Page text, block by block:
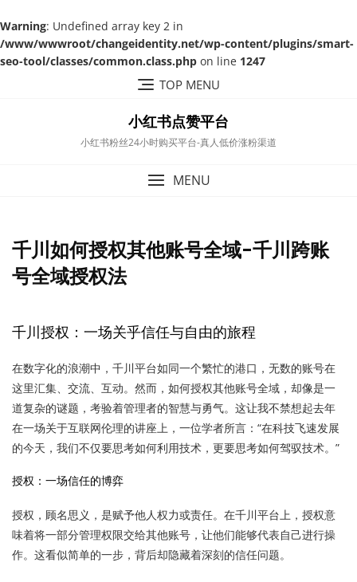
Warning: Undefined array key 2 in
/www/wwwroot/changeidentity.net/wp-content/plugins/smart-
seo-tool/classes/common.class.php on line 1247
TOP MENU
小红书点赞平台
小红书粉丝24小时购买平台-真人低价涨粉渠道
MENU
千川如何授权其他账号全域-千川跨账
号全域授权法
千川授权：一场关乎信任与自由的旅程
在数字化的浪潮中，千川平台如同一个繁忙的港口，无数的账号在
这里汇集、交流、互动。然而，如何授权其他账号全域，却像是一
道复杂的谜题，考验着管理者的智慧与勇气。这让我不禁想起去年
在一场关于互联网伦理的讲座上，一位学者所言：“在科技飞速发展
的今天，我们不仅要思考如何利用技术，更要思考如何驾驭技术。”
授权：一场信任的博弈
授权，顾名思义，是赋予他人权力或责任。在千川平台上，授权意
味着将一部分管理权限交给其他账号，让他们能够代表自己进行操
作。这看似简单的一步，背后却隐藏着深刻的信任问题。